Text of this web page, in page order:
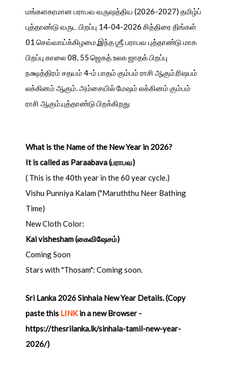
மங்களகரமான பராபவ வருஷத்திய (2026-2027) தமிழ்ப்
புத்தாண்டு வருட பிறப்பு 14-04-2026 சித்திரை திங்கள்
01 செவ்வாய்க்கிழமை,இந்த ஶ்ரீ பராபவ புத்தாண்டு மாக
பிறப்பு காலை 08, 55 ஜெகத் உலக ஜாதக் பிறப்பு
நக்ஷத்திரம் சதயம் 4-ம் பாதம் கும்பம் ராசி ஆகும்.ரிஷபம்
லக்கினம் ஆகும். அம்சையில் மேஷம் லக்கினம் கும்பம்
ராசி ஆகும்.புத்தாண்டு பிறக்கிறது
What is the Name of the New Year in 2026?
It is called as Paraabava (பராபவ)
( This is the 40th year in the 60 year cycle.)
Vishu Punniya Kalam ("Maruththu Neer Bathing
Time)
New Cloth Color:
Kai vishesham (கைவிஷேசம்)
Coming Soon
Stars with "Thosam": Coming soon.
Sri Lanka 2026 Sinhala New Year Details. (Copy
paste this LINKin a new Browser -
https://thesrilanka.lk/sinhala-tamil-new-year-
2026/)